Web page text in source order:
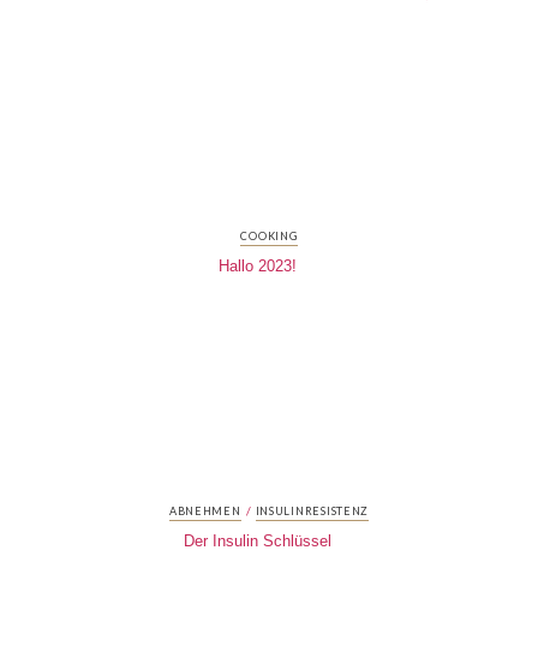
COOKING
Hallo 2023!
ABNEHMEN / INSULINRESISTENZ
Der Insulin Schlüssel